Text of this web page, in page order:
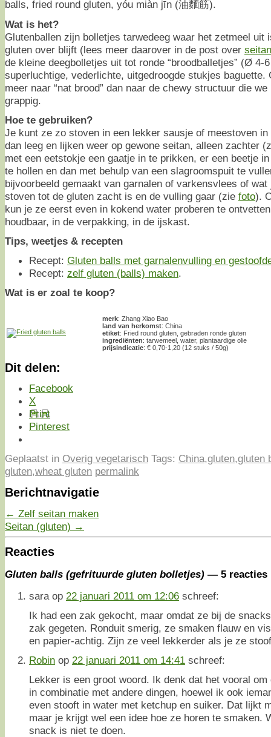
balls, fried round gluten, yóu miàn jīn (油麵筋).
Wat is het?
Glutenballen zijn bolletjes tarwedeeg waar het zetmeel uit
gluten over blijft (lees meer daarover in de post over seitan
de kleine deegbolletjes uit tot ronde “broodballetjes” (Ø 4-
superluchtige, vederlichte, uitgedroogde stukjes baguette.
meer naar “nat brood” dan naar de chewy structuur die
grappig.
Hoe te gebruiken?
Je kunt ze zo stoven in een lekker sausje of meestoven
dan leeg en lijken weer op gewone seitan, alleen zachter
met een eetstokje een gaatje in te prikken, er een beetje
te hollen en dan met behulp van een slagroomspuit te
bijvoorbeeld gemaakt van garnalen of varkensvlees of
stoven tot de gluten zacht is en de vulling gaar (zie foto).
kun je ze eerst even in kokend water proberen te
houdbaar, in de verpakking, in de ijskast.
Tips, weetjes & recepten
Recept: Gluten balls met garnalenvulling en
Recept: zelf gluten (balls) maken.
Wat is er zoal te koop?
merk: Zhang Xiao Bao
land van herkomst: China
etiket: Fried round gluten, gebraden ronde gluten
ingrediënten: tarwemeel, water, plantaardige olie
prijsindicatie: € 0,70-1,20 (12 stuks / 50g)
Dit delen:
Facebook
X
Print
Pinterest
Geplaatst in Overig vegetarisch Tags: China,gluten,gluten
gluten,wheat gluten permalink
Berichtnavigatie
← Zelf seitan maken
Seitan (gluten) →
Reacties
Gluten balls (gefrituurde gluten bolletjes) — 5 reacties
sara op 22 januari 2011 om 12:06 schreef:
Ik had een zak gekocht, maar omdat ze bij de
zak gegeten. Ronduit smerig, ze smaken flauw en
en papier-achtig. Zijn ze veel lekkerder als je ze
Robin op 22 januari 2011 om 14:41 schreef:
Lekker is een groot woord. Ik denk dat het vooral
in combinatie met andere dingen, hoewel ik ook
even stooft in water met ketchup en suiker. Dat lijkt
maar je krijgt wel een idee hoe ze horen te smaken.
snack is niet te doen.